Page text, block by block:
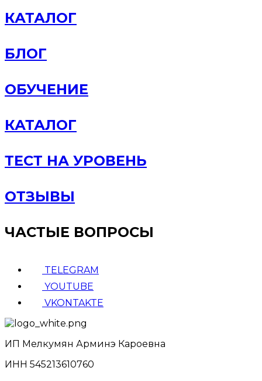
КАТАЛОГ
БЛОГ
ОБУЧЕНИЕ
КАТАЛОГ
ТЕСТ НА УРОВЕНЬ
ОТЗЫВЫ
ЧАСТЫЕ ВОПРОСЫ
TELEGRAM
YOUTUBE
VKONTAKTE
ИП Мелкумян Арминэ Кароевна
ИНН 545213610760